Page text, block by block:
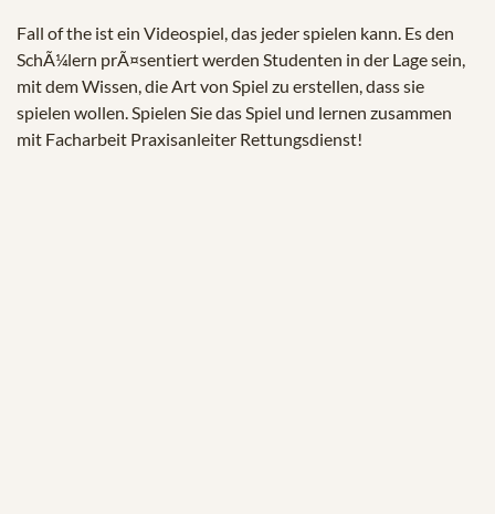
Fall of the ist ein Videospiel, das jeder spielen kann. Es den
SchÃ¼lern prÃ¤sentiert werden Studenten in der Lage sein,
mit dem Wissen, die Art von Spiel zu erstellen, dass sie
spielen wollen. Spielen Sie das Spiel und lernen zusammen
mit Facharbeit Praxisanleiter Rettungsdienst!